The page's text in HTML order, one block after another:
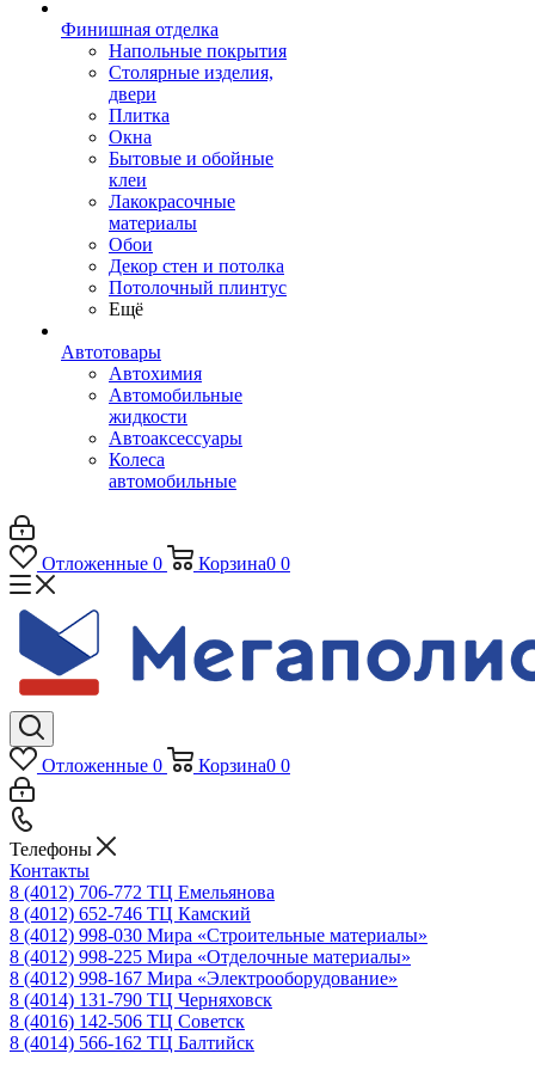
Финишная отделка
Напольные покрытия
Столярные изделия,
двери
Плитка
Окна
Бытовые и обойные
клеи
Лакокрасочные
материалы
Обои
Декор стен и потолка
Потолочный плинтус
Ещё
Автотовары
Автохимия
Автомобильные
жидкости
Автоаксессуары
Колеса
автомобильные
Отложенные 0 Корзина0 0
Отложенные 0 Корзина0 0
Телефоны
Контакты
8 (4012) 706-772 ТЦ Емельянова
8 (4012) 652-746 ТЦ Камский
8 (4012) 998-030 Мира «Строительные материалы»
8 (4012) 998-225 Мира «Отделочные материалы»
8 (4012) 998-167 Мира «Электрооборудование»
8 (4014) 131-790 ТЦ Черняховск
8 (4016) 142-506 ТЦ Советск
8 (4014) 566-162 ТЦ Балтийск